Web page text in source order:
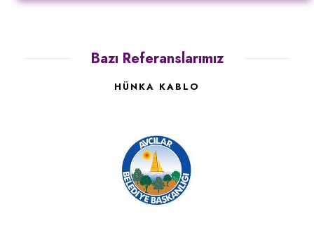
Bazı Referanslarımız
HÜNKA KABLO